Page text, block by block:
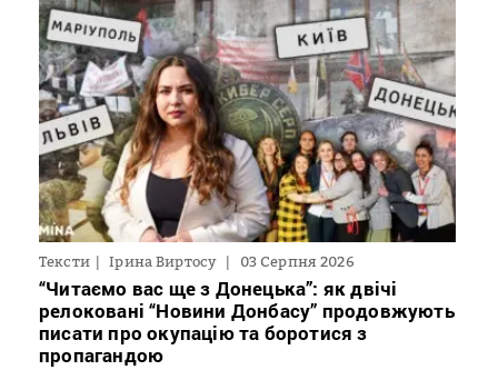
Тексти Ірина Виртосу 03 Серпня 2026
“Читаємо вас ще з Донецька”: як двічі
релоковані “Новини Донбасу” продовжують
писати про окупацію та боротися з
пропагандою